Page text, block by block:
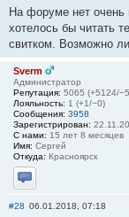
На форуме нет очень
хотелось бы читать
свитком. Возможно
Sverm
Администратор
Репутация: 5065 (+5124/
Лояльность: 1 (+1/−0)
Сообщения: 3958
Зарегистрирован:
С нами: 15 лет 8 месяцев
Имя: Сергей
Откуда: Красноярск
Отправить
#28 06.01.2018, 07:18